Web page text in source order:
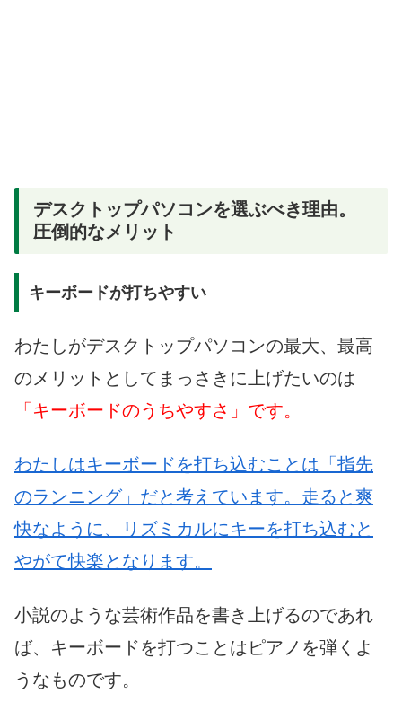
デスクトップパソコンを選ぶべき理由。
圧倒的なメリット
キーボードが打ちやすい
わたしがデスクトップパソコンの最大、最高
のメリットとしてまっさきに上げたいのは
「キーボードのうちやすさ」です。
わたしはキーボードを打ち込むことは「指先
のランニング」だと考えています。走ると爽
快なように、リズミカルにキーを打ち込むと
やがて快楽となります。
小説のような芸術作品を書き上げるのであれ
ば、キーボードを打つことはピアノを弾くよ
うなものです。